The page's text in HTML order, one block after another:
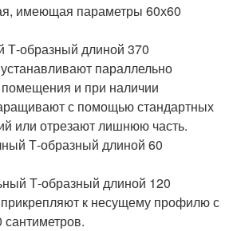
имеющая параметры 60х60
образный длиной 370
параллельно
помещения и при наличии
с помощью стандартных
или отрезают лишнюю часть.
Т-образный длиной 60
Т-образный длиной 120
к несущему профилю с